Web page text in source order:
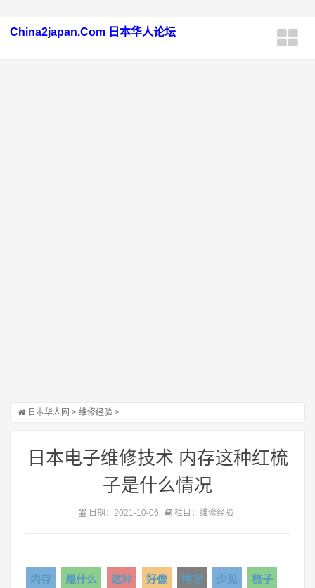
China2japan.Com 日本华人论坛
日本华人网 > 维修经验 >
日本电子维修技术 内存这种红梳
子是什么情况
日期：2021-10-06 栏目：维修经验
内存 是什么 这种 好像 情况 少见
梳子